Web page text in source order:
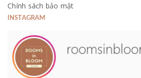
Chính sách bảo mật
INSTAGRAM